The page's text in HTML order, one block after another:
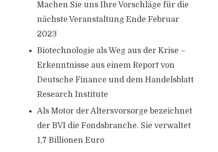
Machen Sie uns Ihre Vorschläge für die
nächste Veranstaltung Ende Februar
2023
Biotechnologie als Weg aus der Krise –
Erkenntnisse aus einem Report von
Deutsche Finance und dem Handelsblatt
Research Institute
Als Motor der Altersvorsorge bezeichnet
der BVI die Fondsbranche. Sie verwaltet
1,7 Billionen Euro